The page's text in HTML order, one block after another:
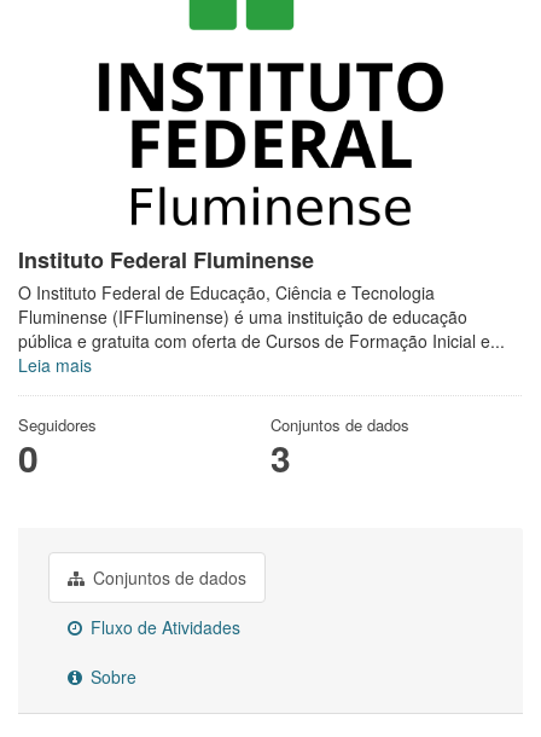
Instituto Federal Fluminense
O Instituto Federal de Educação, Ciência e Tecnologia
Fluminense (IFFluminense) é uma instituição de educação
pública e gratuita com oferta de Cursos de Formação Inicial e...
Leia mais
Seguidores
0
Conjuntos de dados
3
Conjuntos de dados
Fluxo de Atividades
Sobre